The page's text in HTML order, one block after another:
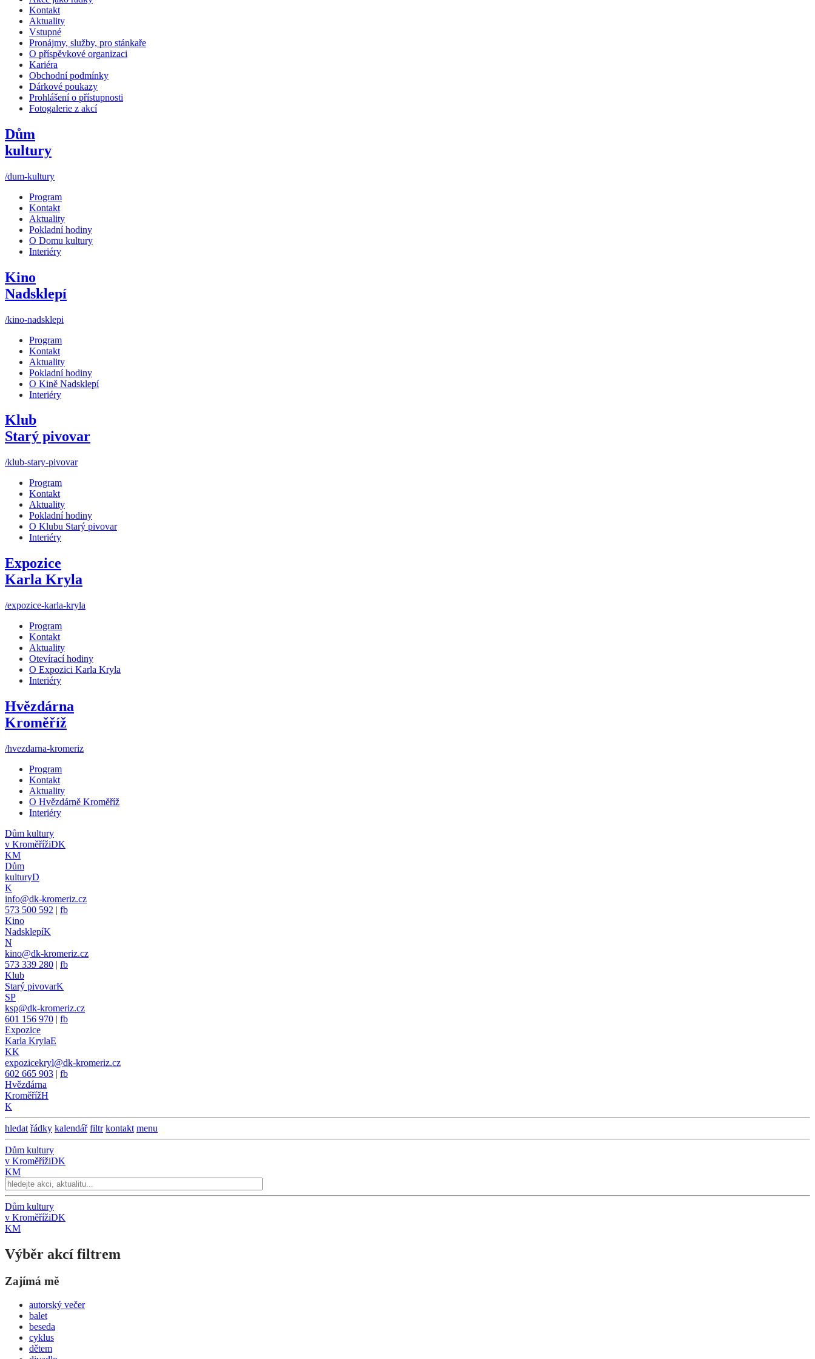
Kontakt
Aktuality
Vstupné
Pronájmy, služby, pro stánkaře
O příspěvkové organizaci
Kariéra
Obchodní podmínky
Dárkové poukazy
Prohlášení o přístupnosti
Fotogalerie z akcí
Dům
kultury
/dum-kultury
Program
Kontakt
Aktuality
Pokladní hodiny
O Domu kultury
Interiéry
Kino
Nadsklepí
/kino-nadsklepi
Program
Kontakt
Aktuality
Pokladní hodiny
O Kině Nadsklepí
Interiéry
Klub
Starý pivovar
/klub-stary-pivovar
Program
Kontakt
Aktuality
Pokladní hodiny
O Klubu Starý pivovar
Interiéry
Expozice
Karla Kryla
/expozice-karla-kryla
Program
Kontakt
Aktuality
Otevírací hodiny
O Expozici Karla Kryla
Interiéry
Hvězdárna
Kroměříž
/hvezdarna-kromeriz
Program
Kontakt
Aktuality
O Hvězdárně Kroměříž
Interiéry
Dům kultury
v KroměřížiDK
KM
Dům
kulturyD
K
info@dk-kromeriz.cz
573 500 592 | fb
Kino
NadsklepíK
N
kino@dk-kromeriz.cz
573 339 280 | fb
Klub
Starý pivovarK
SP
ksp@dk-kromeriz.cz
601 156 970 | fb
Expozice
Karla KrylaE
KK
expozicekryl@dk-kromeriz.cz
602 665 903 | fb
Hvězdárna
KroměřížH
K
hledat řádky kalendář filtr kontakt menu
Dům kultury
v KroměřížiDK
KM
Dům kultury
v KroměřížiDK
KM
Výběr akcí filtrem
Zajímá mě
autorský večer
balet
beseda
cyklus
dětem